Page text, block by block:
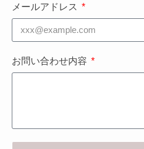
メールアドレス
お問い合わせ内容